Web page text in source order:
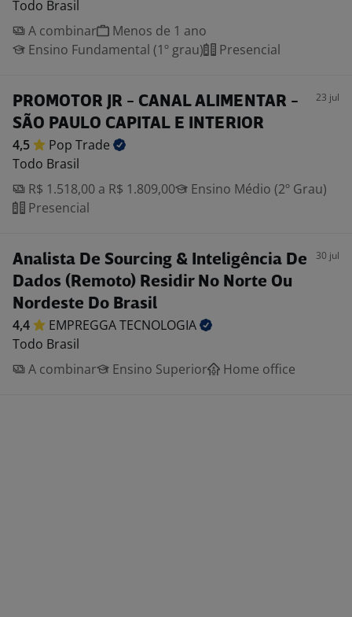
Todo Brasil
A combinar
Menos de 1 ano
Ensino Fundamental (1º grau)
Presencial
PROMOTOR JR - CANAL ALIMENTAR -
SÃO PAULO CAPITAL E INTERIOR
23 jul
4,5 Pop Trade
Todo Brasil
R$ 1.518,00 a R$ 1.809,00
Ensino Médio (2º Grau)
Presencial
Analista De Sourcing & Inteligência De
Dados (Remoto) Residir No Norte Ou
Nordeste Do Brasil
30 jul
4,4 EMPREGGATECNOLOGIA
Todo Brasil
A combinar
Ensino Superior Home office